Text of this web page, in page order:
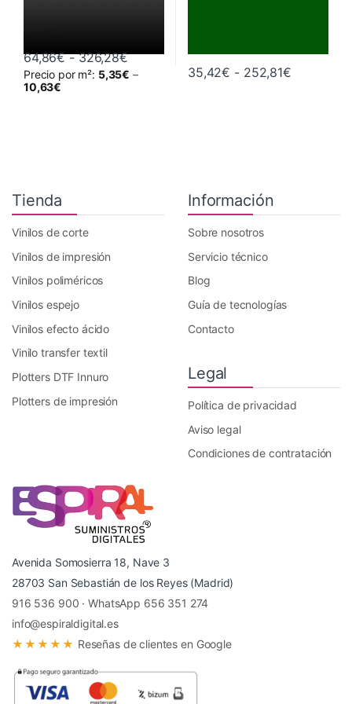
64,86€ - 326,28€Rango de precios: desde 64,86€
Precio por m²: 5,35€ –
10,63€
Este producto tiene múltiples variantes. Las opciones se
35,42€ - 252,81€Rango de
Este producto tiene múltiples
Tienda
Vinilos de corte
Vinilos de impresión
Vinilos poliméricos
Vinilos espejo
Vinilos efecto ácido
Vinilo transfer textil
Plotters DTF Innuro
Plotters de impresión
Información
Sobre nosotros
Servicio técnico
Blog
Guía de tecnologías
Contacto
Legal
Política de privacidad
Aviso legal
Condiciones de contratación
Avenida Somosierra 18, Nave 3
28703 San Sebastián de los Reyes (Madrid)
916 536 900 ·WhatsApp 656 351 274
info@espiraldigital.es
★★★★★ Reseñas de clientes en Google